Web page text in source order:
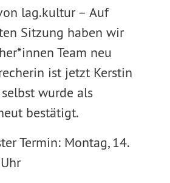
lag.kultur – Auf
Sitzung haben wir
Team neu
ist jetzt Kerstin
wurde als
bestätigt.
Termin: Montag, 14.